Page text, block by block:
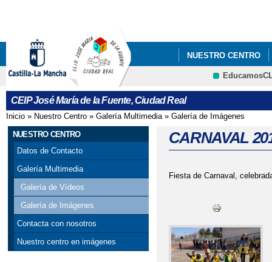
NUESTRO CENTRO
CEIP José María de la Fuente, Ciudad Real
Se encuentra usted aquí
Inicio » Nuestro Centro » Galería Multimedia» Galería de Imágenes
NUESTRO CENTRO
Datos de Contacto
Galería Multimedia
Galería de Vídeos
Galería de Imágenes
Contacta con nosotros
Nuestro centro en imágenes
CARNAVAL
Fiesta de Carnaval,